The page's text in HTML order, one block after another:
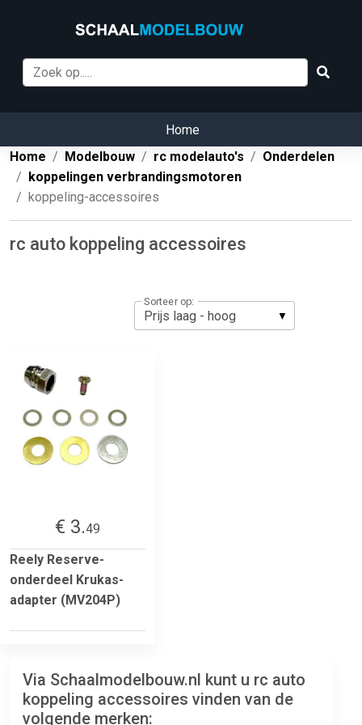
Home
Home
Modelbouw rc modelauto's
Onderdelen
koppelingen verbrandingsmotoren
koppeling-accessoires
rc auto koppeling accessoires
Sorteer op:
€ 3.49
Reely Reserve-
onderdeel Krukas-
adapter (MV204P)
Via Schaalmodelbouw.nl kunt u rc auto
koppeling accessoires vinden van de
volgende merken: